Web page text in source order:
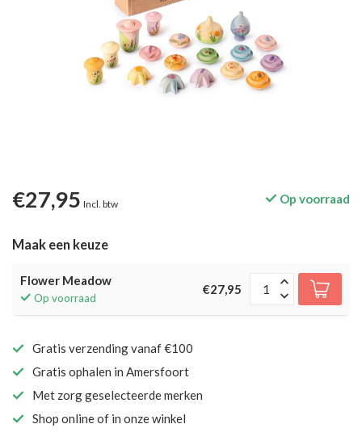
€27,95 Incl. btw Op voorraad
Maak een keuze
Flower Meadow
Op voorraad
€27,95
Gratis verzending vanaf €100
Gratis ophalen in Amersfoort
Met zorg geselecteerde merken
Shop online of in onze winkel